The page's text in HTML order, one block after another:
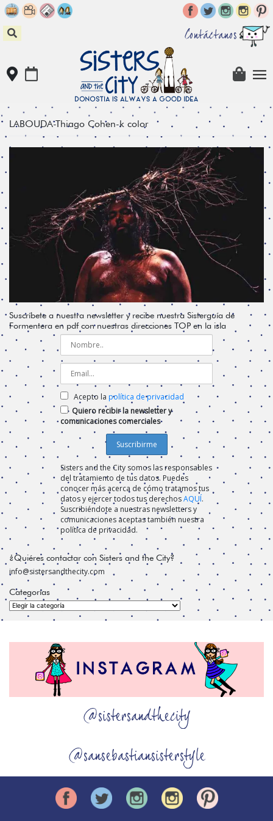
Skip
to
content
Contáctanos
LABOUDA-Thiago Cohen-k color
Suscríbete a nuestra newsletter y recibe nuestra Sisterguía de
Formentera en pdf con nuestras direcciones TOP en la isla
Acepto la política de privacidad
Quiero recibir la newsletter y
comunicaciones comerciales
Sisters and the City somos las responsables
del tratamiento de tus datos. Puedes
conocer más acerca de cómo tratamos tus
datos y ejercer todos tus derechosAQUÍ.
Suscribiéndote a nuestras newsletters y
comunicaciones aceptas también nuestra
política de privacidad.
¿Quiéres contactar con Sisters and the City?
info@sistersandthecity.com
Categorías
Categorías
@sistersandthecity
@sansebastiansisterstyle